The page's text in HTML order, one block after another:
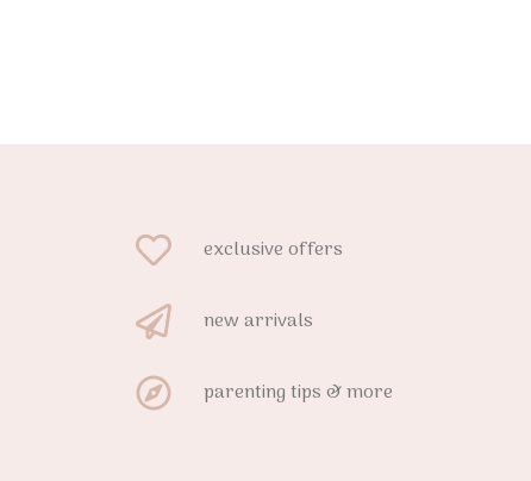
exclusive offers
new arrivals
parenting tips & more